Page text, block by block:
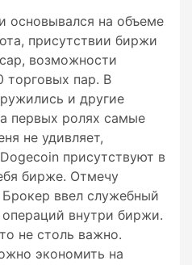
на объеме
присутствии биржи
возможности
торговых пар. В
и другие
первых ролях самые
не удивляет,
присутствуют в
бирже. Отмечу
ввел служебный
внутри биржи.
не столь важно.
экономить на